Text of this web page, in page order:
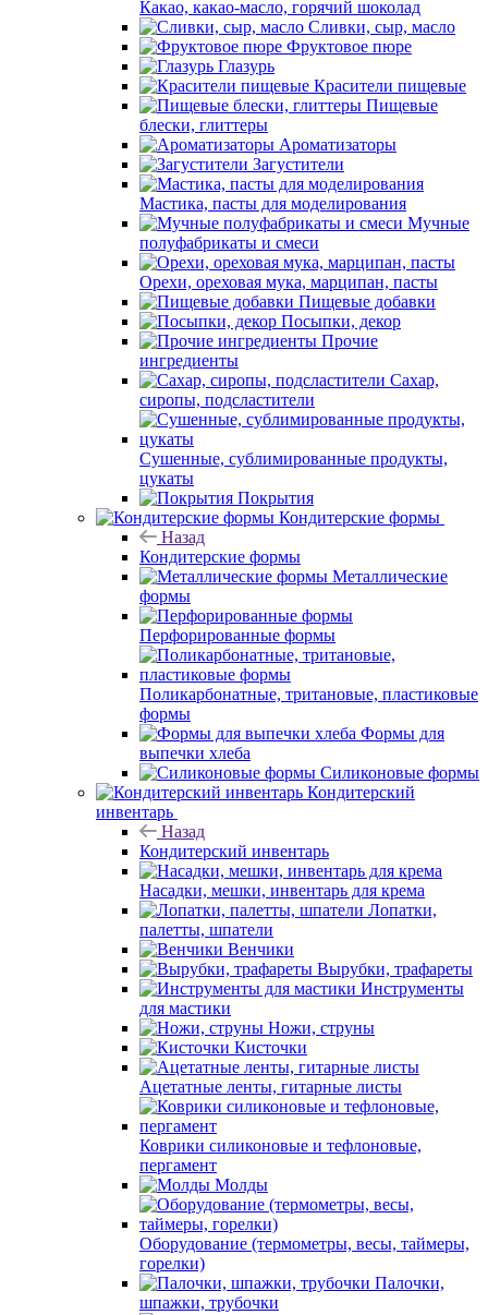
Какао, какао-масло, горячий шоколад
Сливки, сыр, масло
Фруктовое пюре
Глазурь
Красители пищевые
Пищевые
блески, глиттеры
Ароматизаторы
Загустители
Мастика, пасты для моделирования
Мучные
полуфабрикаты и смеси
Орехи, ореховая мука, марципан, пасты
Пищевые добавки
Посыпки, декор
Прочие
ингредиенты
Сахар,
сиропы, подсластители
Сушенные, сублимированные продукты,
цукаты
Покрытия
Кондитерские формы
Назад
Кондитерские формы
Металлические
формы
Перфорированные формы
Поликарбонатные, тритановые, пластиковые
формы
Формы для
выпечки хлеба
Силиконовые формы
Кондитерский
инвентарь
Назад
Кондитерский инвентарь
Насадки, мешки, инвентарь для крема
Лопатки,
палетты, шпатели
Венчики
Вырубки, трафареты
Инструменты
для мастики
Ножи, струны
Кисточки
Ацетатные ленты, гитарные листы
Коврики силиконовые и тефлоновые,
пергамент
Молды
Оборудование (термометры, весы, таймеры,
горелки)
Палочки,
шпажки, трубочки